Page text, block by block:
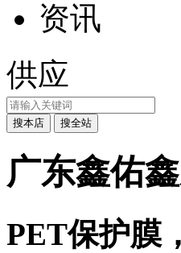
资讯
供应
广东鑫佑
PET保护膜